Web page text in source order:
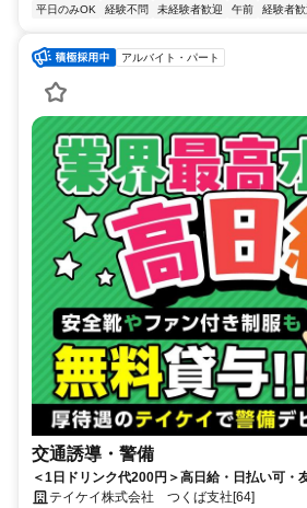
平日のみOK
経験不問 未経験者歓迎 午前 経験者歓
アルバイト・パート
交通誘導・警備
＜1日ドリンク代200円＞高日給・日払い可・
テイケイ株式会社 つくば支社[64]